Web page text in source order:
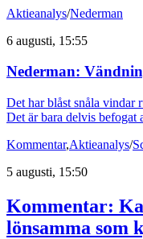
Aktieanalys/Nederman
6 augusti, 15:55
Nederman:
Det har blåst snåla vindar
Det är bara delvis befogat
Kommentar,Aktieanalys/
5 augusti, 15:50
Kommentar:
lönsamma som